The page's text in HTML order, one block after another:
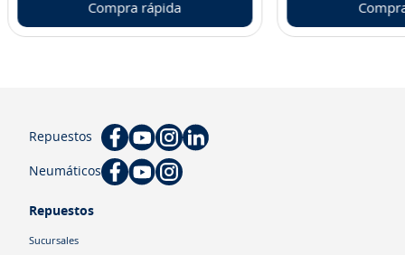
Compra rápida
Repuestos
Neumáticos
Repuestos
Sucursales